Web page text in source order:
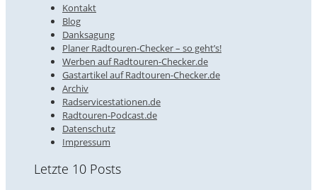
Kontakt
Blog
Danksagung
Planer Radtouren-Checker – so geht’s!
Werben auf Radtouren-Checker.de
Gastartikel auf Radtouren-Checker.de
Archiv
Radservicestationen.de
Radtouren-Podcast.de
Datenschutz
Impressum
Letzte 10 Posts